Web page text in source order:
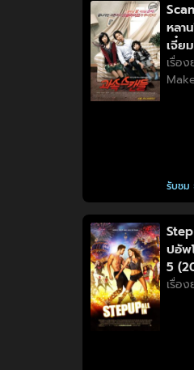
หลา
เจี๋ย
เรื่อ
รับชม
ปอัพ
5
เรื่อ